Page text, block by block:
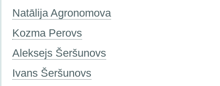
Natālija Agronomova
Kozma Perovs
Aleksejs Šeršunovs
Ivans Šeršunovs